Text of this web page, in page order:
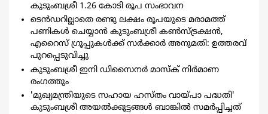
കുടുംബശ്രീ 1.26 കോടി രൂപ സംഭാവന
ടെന്‍ഡറില്ലാതെ രണ്ടു ലക്ഷം രൂപയുടെ മരാമത്ത്
പണികള്‍ ചെയ്യാന്‍ കുടുംബശ്രീ കണ്‍സ്ട്രക്ഷന്‍,
എറൈസ് ഗ്രൂപ്പുകള്‍ക്ക് സര്‍ക്കാര്‍ അനുമതി: ഉത്തരവ്
പുറപ്പെടുവിച്ചു
കുടുംബശ്രീ ഇനി ഡിസൈനര്‍ മാസ്ക് നിര്‍മാണ
രംഗത്തും
'മുഖ്യമന്ത്രിയുടെ സഹായ ഹസ്തം വായ്പാ പദ്ധതി'
കുടുംബശ്രീ അയല്‍ക്കൂട്ടങ്ങള്‍ ബാങ്കില്‍ സമര്‍പ്പിച്ചത്